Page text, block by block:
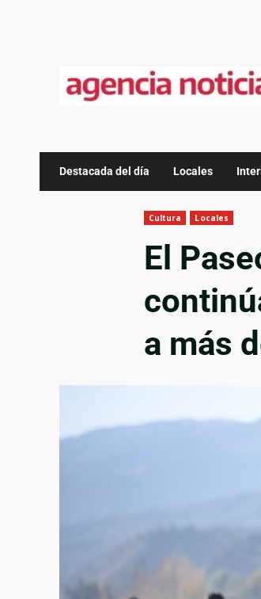
Destacada del día Locales
Cultura Locales
El
a más